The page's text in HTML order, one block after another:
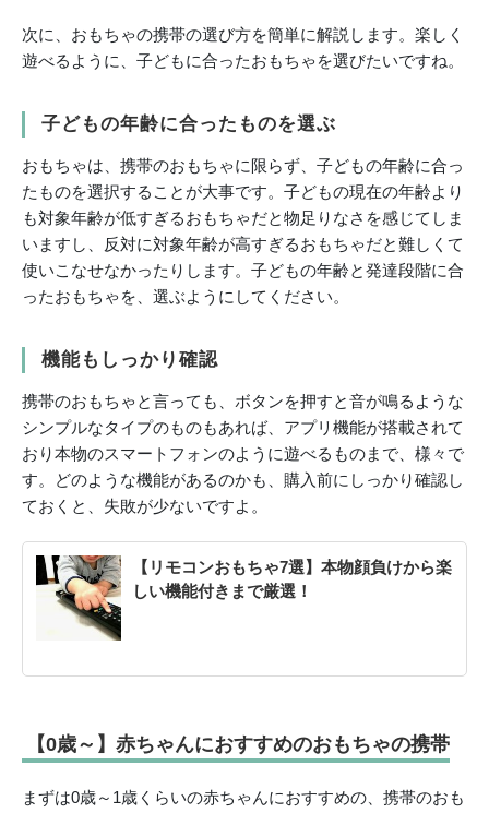
次に、おもちゃの携帯の選び方を簡単に解説します。楽しく
遊べるように、子どもに合ったおもちゃを選びたいですね。
子どもの年齢に合ったものを選ぶ
おもちゃは、携帯のおもちゃに限らず、子どもの年齢に合っ
たものを選択することが大事です。子どもの現在の年齢より
も対象年齢が低すぎるおもちゃだと物足りなさを感じてしま
いますし、反対に対象年齢が高すぎるおもちゃだと難しくて
使いこなせなかったりします。子どもの年齢と発達段階に合
ったおもちゃを、選ぶようにしてください。
機能もしっかり確認
携帯のおもちゃと言っても、ボタンを押すと音が鳴るような
シンプルなタイプのものもあれば、アプリ機能が搭載されて
おり本物のスマートフォンのように遊べるものまで、様々で
す。どのような機能があるのかも、購入前にしっかり確認し
ておくと、失敗が少ないですよ。
【リモコンおもちゃ7選】本物顔負けから楽
しい機能付きまで厳選！
【0歳～】赤ちゃんにおすすめのおもちゃの携帯
まずは0歳～1歳くらいの赤ちゃんにおすすめの、携帯のおも